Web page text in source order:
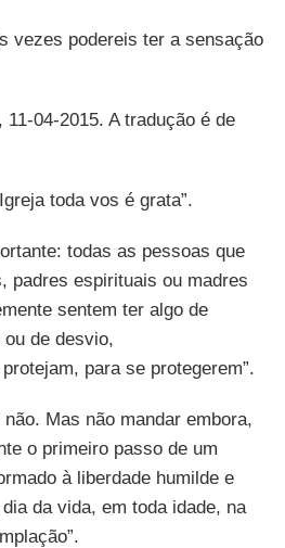
vezes podereis ter a sensação
, 11-04-2015. A tradução é de
toda vos é grata”.
todas as pessoas que
padres espirituais ou madres
sentem ter algo de
de desvio,
para se protegerem”.
Mas não mandar embora,
o primeiro passo de um
à liberdade humilde e
da vida, em toda idade, na